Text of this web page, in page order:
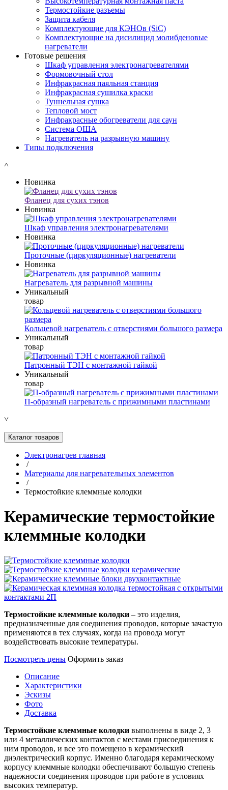
Термостойкие разъемы
Защита кабеля
Комплектующие для КЭНОв (SiC)
Комплектующие на дисилицид молибденовые
нагреватели
Готовые решения
Шкаф управления электронагревателями
Формовочный стол
Инфракрасная паяльная станция
Инфракрасная сушилка краски
Туннельная сушка
Тепловой мост
Инфракрасные обогреватели для саун
Система ОША
Нагреватель на разрывную машину
Типы подключения
˄
Новинка
Фланец для сухих тэнов
Новинка
Шкаф управления электронагревателями
Новинка
Проточные (циркуляционные) нагреватели
Новинка
Нагреватель для разрывной машины
Уникальный
товар
Кольцевой нагреватель с отверстиями большого размера
Уникальный
товар
Патронный ТЭН с монтажной гайкой
Уникальный
товар
П-образный нагреватель с прижимными пластинами
˅
Каталог товаров
Электронагрев главная
/
Материалы для нагревательных элементов
/
Термостойкие клеммные колодки
Керамические термостойкие
клеммные колодки
Термостойкие клеммные колодки – это изделия,
предназначенные для соединения проводов, которые зачастую
применяются в тех случаях, когда на провода могут
воздействовать высокие температуры.
Посмотреть цены Оформить заказ
Описание
Характеристики
Эскизы
Фото
Доставка
Термостойкие клеммные колодки выполнены в виде 2, 3
или 4 металлических контактов с местами присоединения к
ним проводов, и все это помещено в керамический
диэлектрический корпус. Именно благодаря керамическому
корпусу клеммные колодки обеспечивают большую степень
надежности соединения проводов при работе в условиях
высоких температур.